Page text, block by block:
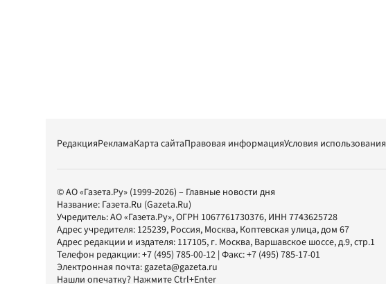
РедакцияРекламаКарта сайтаПравовая информацияУсловия использования
© АО «Газета.Ру» (1999-2026) – Главные новости дня
Название: Газета.Ru (Gazeta.Ru)
Учредитель:АО «Газета.Ру», ОГРН 1067761730376, ИНН 7743625728
Адрес учредителя: 125239, Россия, Москва, Коптевская улица, дом 67
Адрес редакции и издателя: 117105, г. Москва, Варшавское шоссе, д.9, стр.1
Телефон редакции:+7 (495) 785-00-12 | Факс:+7 (495) 785-17-01
Электронная почта:gazeta@gazeta.ru
Нашли опечатку? Нажмите Ctrl+Enter